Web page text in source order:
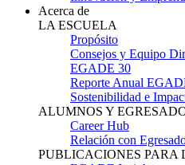
Acerca de
LA ESCUELA
Propósito
Consejos y Equipo
EGADE 30
Reporte Anual
Sostenibilidad e
ALUMNOS Y
Career Hub
Relación con
PUBLICACIONES PARA